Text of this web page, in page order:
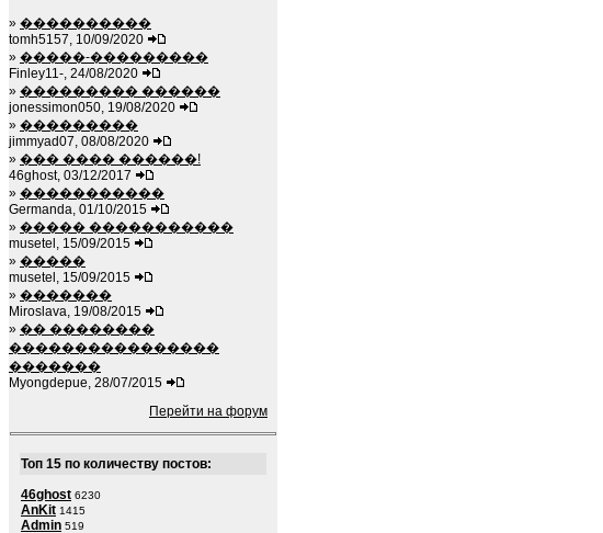
» ����������
tomh5157, 10/09/2020
» �����-���������
Finley11-, 24/08/2020
» ��������� ������
jonessimon050, 19/08/2020
» ���������
jimmyad07, 08/08/2020
» ��� ���� ������!
46ghost, 03/12/2017
» �����������
Germanda, 01/10/2015
» ����� �����������
musetel, 15/09/2015
» �����
musetel, 15/09/2015
» �������
Miroslava, 19/08/2015
» �� ��������
����������������
�������
Myongdepue, 28/07/2015
Перейти на форум
Топ 15 по количеству постов:
46ghost 6230
AnKit 1415
Admin 519